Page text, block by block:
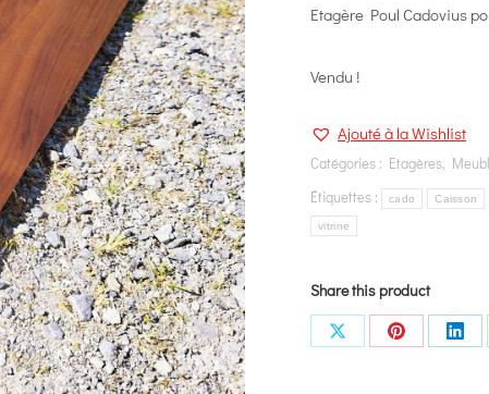
Etagère Poul Cadovius
Vendu !
Ajouté à la Wishlist
Catégories : Etagères,
Étiquettes :
cado Caisson
vitrine
Share this product
Share
Share